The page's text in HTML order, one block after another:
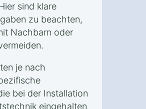
sind klare
zu beachten,
Nachbarn oder
je nach
bei der Installation
eingehalten